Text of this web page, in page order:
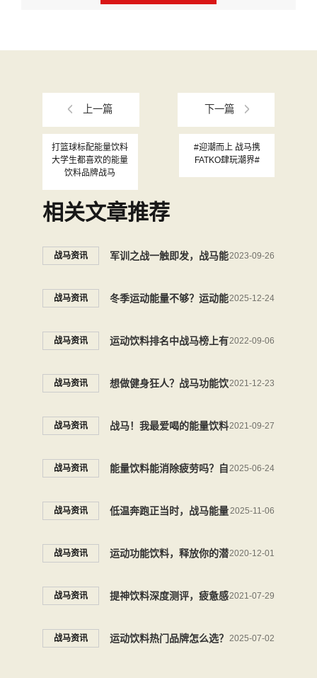
上一篇
打篮球标配能量饮料
大学生都喜欢的能量
饮料品牌战马
下一篇
#迎潮而上 战马携
FATKO肆玩潮界#
相关文章推荐
战马资讯 军训之战一触即发，战马能
量饮料之力势不可挡
2023-09-26
战马资讯 冬季运动能量不够？运动能
量搭子战马能量饮料来助力
2025-12-24
战马资讯 运动饮料排名中战马榜上有
名，助力年轻人实现饮料自
2022-09-06
战马资讯 想做健身狂人？战马功能饮
料用能量为你加码！
2021-12-23
战马资讯 战马！我最爱喝的能量饮料2021-09-27
战马资讯 能量饮料能消除疲劳吗？自
驾就选能量饮料战马
2025-06-24
战马资讯 低温奔跑正当时，战马能量
饮料陪伴年轻人驰骋冬日
2025-11-06
战马资讯 运动功能饮料，释放你的潜
能
2020-12-01
战马资讯 提神饮料深度测评，疲惫感
真的会消失吗？
2021-07-29
战马资讯 运动饮料热门品牌怎么选？ 2025-07-02